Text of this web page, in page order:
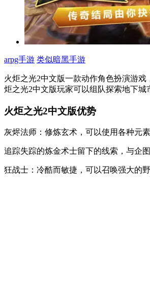
arpg手游 类似暗黑手游
火炬之光2中文版一款动作角色扮演游
炬之光2中文版玩家可以组队探索地下城
火炬之光2中文版优势
灰烬法师：修炼玄术，可以使用各种元
追踪失踪的炼金术士留下的线索，与企
狂战士：冷酷而敏捷，可以召唤强大的